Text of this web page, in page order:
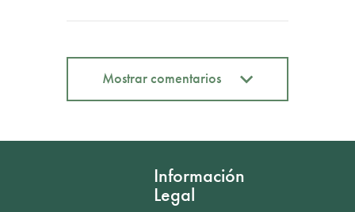
Mostrar comentarios
Información
Legal